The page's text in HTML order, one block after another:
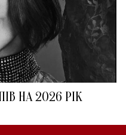
НА 2026 РІК